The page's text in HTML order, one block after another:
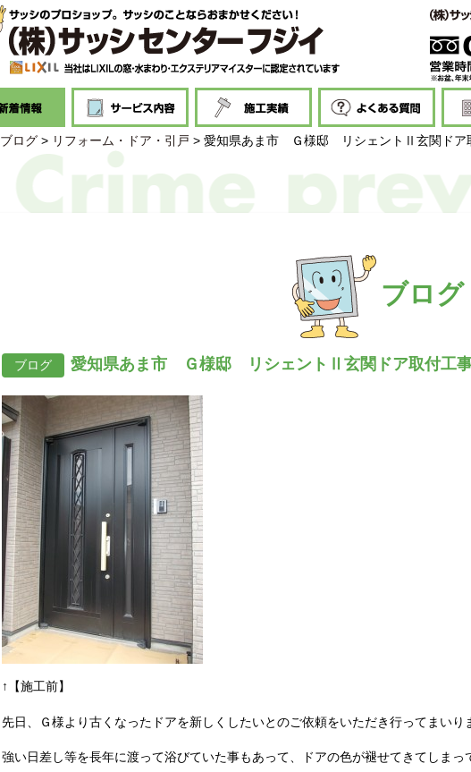
ブログ > リフォーム・ドア・引戸 > 愛知県あま市 Ｇ様邸 リシェントⅡ玄関ドア
ブログ
ブログ 愛知県あま市 Ｇ様邸 リシェントⅡ玄関ドア取付工
↑【施工前】
先日、Ｇ様より古くなったドアを新しくしたいとのご依頼をいただき行ってまいり
強い日差し等を長年に渡って浴びていた事もあって、ドアの色が褪せてきてしまっ